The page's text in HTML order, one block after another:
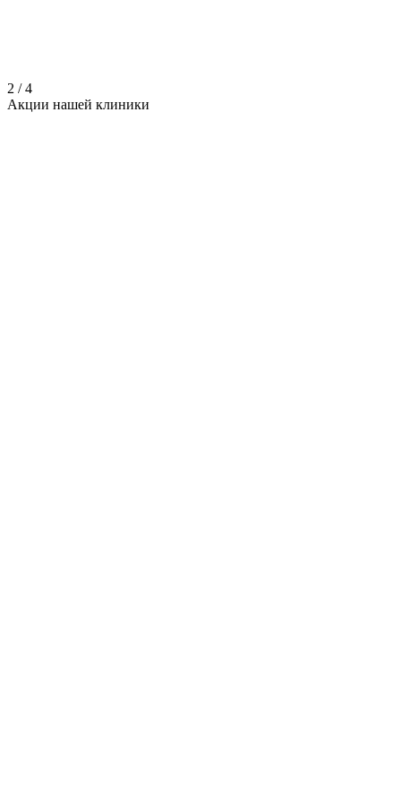
2 /4
Акции нашей клиники